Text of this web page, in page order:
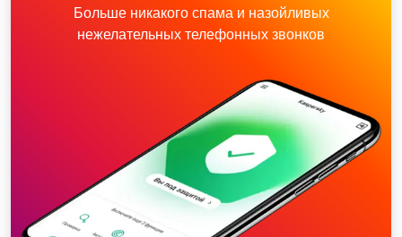
Больше никакого спама и назойливых
нежелательных телефонных звонков